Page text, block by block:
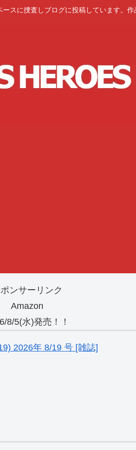
スに捜査しブログに投稿しています。作
ンサーリンク
Amazon
8/5(水)発売！！
2026年 8/19 号 [雑誌]